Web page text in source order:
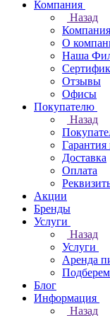
Компания
Назад
Компания
О
Наша
Отзывы
Офисы
Покупателю
Назад
Гарантия
Доставка
Оплата
Акции
Бренды
Услуги
Назад
Услуги
Аренда
Блог
Информация
Назад